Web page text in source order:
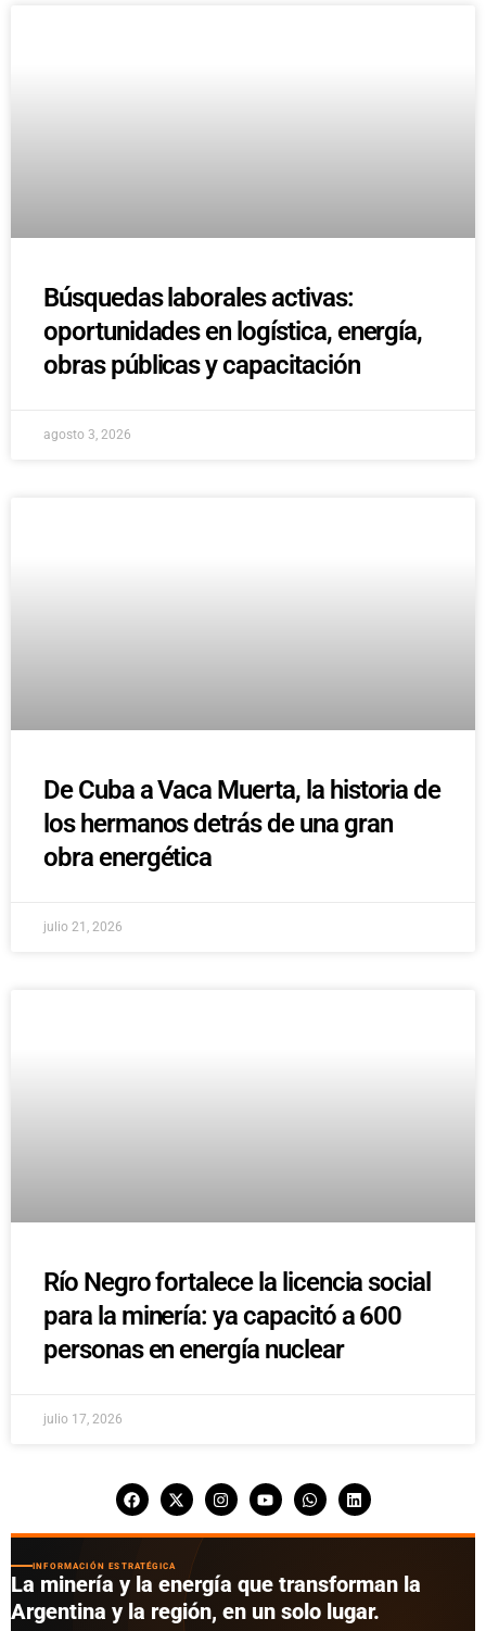
Búsquedas laborales activas:
oportunidades en logística, energía,
obras públicas y capacitación
agosto 3, 2026
De Cuba a Vaca Muerta, la historia de
los hermanos detrás de una gran
obra energética
julio 21, 2026
Río Negro fortalece la licencia social
para la minería: ya capacitó a 600
personas en energía nuclear
julio 17, 2026
INFORMACIÓN ESTRATÉGICA
La minería y la energía que transforman la
Argentina y la región, en un solo lugar.